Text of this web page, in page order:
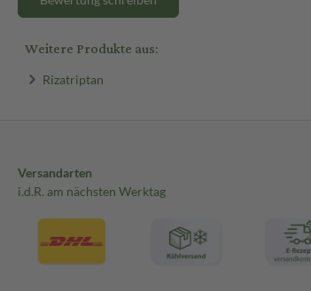
Weitere Produkte aus:
Rizatriptan
Versandarten
i.d.R. am nächsten Werktag